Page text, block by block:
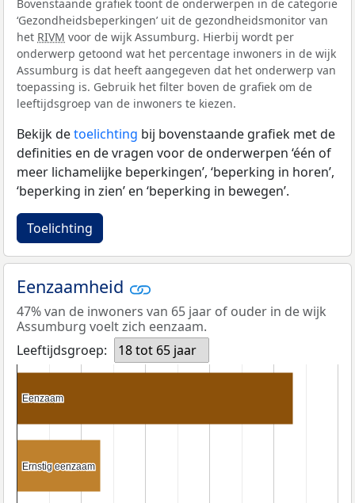
Bovenstaande grafiek toont de onderwerpen in de categorie
‘Gezondheidsbeperkingen’ uit de gezondheidsmonitor van
het RIVM voor de wijk Assumburg. Hierbij wordt per
onderwerp getoond wat het percentage inwoners in de wijk
Assumburg is dat heeft aangegeven dat het onderwerp van
toepassing is. Gebruik het filter boven de grafiek om de
leeftijdsgroep van de inwoners te kiezen.
Bekijk detoelichting bij bovenstaande grafiek met de
definities en de vragen voor de onderwerpen ‘één of
meer lichamelijke beperkingen’, ‘beperking in horen’,
‘beperking in zien’ en ‘beperking in bewegen’.
Toelichting
Eenzaamheid
47% van de inwoners van 65 jaar of ouder in de wijk
Assumburg voelt zich eenzaam.
Leeftijdsgroep:
18 tot 65 jaar
Eenzaam
Eenzaam
Ernstig eenzaam
Ernstig eenzaam